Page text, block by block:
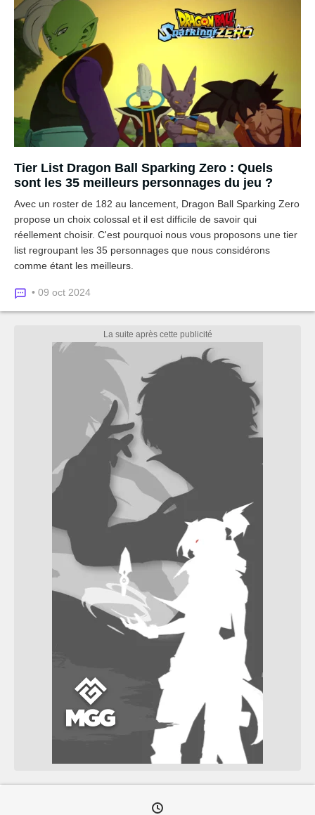
Tier List Dragon Ball Sparking Zero : Quels
sont les 35 meilleurs personnages du jeu ?
Avec un roster de 182 au lancement, Dragon Ball Sparking Zero
propose un choix colossal et il est difficile de savoir qui
réellement choisir. C'est pourquoi nous vous proposons une tier
list regroupant les 35 personnages que nous considérons
comme étant les meilleurs.
• 09 oct 2024